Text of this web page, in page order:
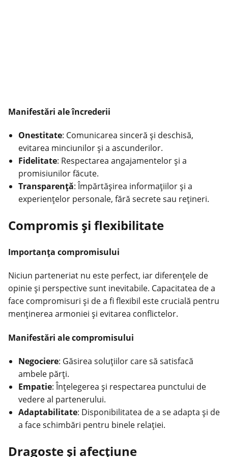
Manifestări ale încrederii
Onestitate: Comunicarea sinceră și deschisă,
evitarea minciunilor și a ascunderilor.
Fidelitate: Respectarea angajamentelor și a
promisiunilor făcute.
Transparență: Împărtășirea informațiilor și a
experiențelor personale, fără secrete sau rețineri.
Compromis și flexibilitate
Importanța compromisului
Niciun parteneriat nu este perfect, iar diferențele de
opinie și perspective sunt inevitabile. Capacitatea de a
face compromisuri și de a fi flexibil este crucială pentru
menținerea armoniei și evitarea conflictelor.
Manifestări ale compromisului
Negociere: Găsirea soluțiilor care să satisfacă
ambele părți.
Empatie: Înțelegerea și respectarea punctului de
vedere al partenerului.
Adaptabilitate: Disponibilitatea de a se adapta și de
a face schimbări pentru binele relației.
Dragoste și afecțiune